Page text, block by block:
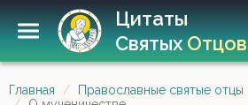
Цитаты
СвятыхОтцов
Главная Православные святые отцы